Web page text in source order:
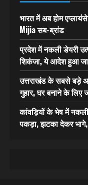
भारत में अब होम
Mijia सब-ब्रांड
प्रदेश में नकली डेयरी
शिकंजा, ये आदेश हुआ
उत्तराखंड के सबसे बड़े
गुहार, घर बनाने के लिए
कांवड़ियों के भेष में नकली
पकड़ा, झटका देकर